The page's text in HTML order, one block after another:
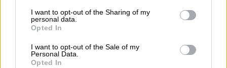
not limited to your visit or usage behaviour. You may click to
grant or deny consent to Google and its third-party tags to
use your data for below specified purposes in below Google
consent section.
I want to opt-out of the Sharing of my
personal data.
Opted In
I want to opt-out of the Sale of my
Personal Data.
Opted In
άλλα νοσοκομεία